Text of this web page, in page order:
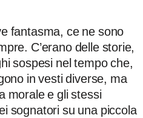
fantasma, ce ne sono
C’erano delle storie,
sospesi nel tempo che,
in vesti diverse, ma
morale e gli stessi
sognatori su una piccola